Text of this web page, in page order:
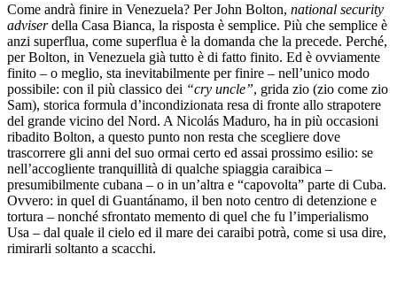
Come andrà finire in Venezuela? Per John Bolton, national security
adviserdella Casa Bianca, la risposta è semplice. Più che semplice è
anzi superflua, come superflua è la domanda che la precede. Perché,
per Bolton, in Venezuela già tutto è di fatto finito. Ed è ovviamente
finito – o meglio, sta inevitabilmente per finire – nell’unico modo
possibile: con il più classico dei “cry uncle”, grida zio (zio come zio
Sam), storica formula d’incondizionata resa di fronte allo strapotere
del grande vicino del Nord. A Nicolás Maduro, ha in più occasioni
ribadito Bolton, a questo punto non resta che scegliere dove
trascorrere gli anni del suo ormai certo ed assai prossimo esilio: se
nell’accogliente tranquillità di qualche spiaggia caraibica –
presumibilmente cubana – o in un’altra e “capovolta” parte di Cuba.
Ovvero: in quel di Guantánamo, il ben noto centro di detenzione e
tortura – nonché sfrontato memento di quel che fu l’imperialismo
Usa – dal quale il cielo ed il mare dei caraibi potrà, come si usa dire,
rimirarli soltanto a scacchi.